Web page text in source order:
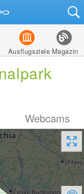
Ausflugsziele Magazin
Webcams